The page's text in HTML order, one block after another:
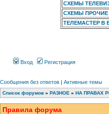
СХЕМЫ
СХЕМЫ ПРОЧИЕ
ТЕЛЕМАСТЕР В
Вход Регистрация
Сообщения без ответов | Активные темы
Список форумов » РАЗНОЕ » НА ПРАВАХ
Правила форума